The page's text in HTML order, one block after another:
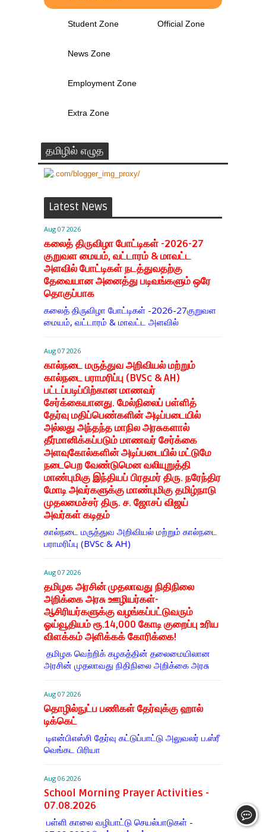
Student Zone Official Zone
News Zone
Employment Zone
Extra Zone
தமிழில் எழுத
Latest News
Aug 07 2026
கலைத் திருவிழா போட்டிகள் -2026-27
குறுவள மையம், வட்டாரம் & மாவட்ட
அளவில் போட்டிகள் நடத்துவதற்கு
தேவையான அனைத்து படிவங்களும் ஒரே
தொகுப்பாக
கலைத் திருவிழா போட்டிகள் -2026-27குறுவள
மையம், வட்டாரம் & மாவட்ட அளவில்
Aug 07 2026
கால்நடை மருத்துவ அறிவியல் மற்றும்
கால்நடை பராமரிப்பு (BVSc & AH)
பட்டப்படிப்பிற்கான மாணவர்
சேர்க்கையானது. மேல்நிலைப் பள்ளித்
தேர்வு மதிப்பெண்களின் அடிப்படையில்
அல்லது அந்தந்த மாநில அரசுகளால்
தீர்மானிக்கப்படும் மாணவர் சேர்க்கை
அளவுகோல்களின் அடிப்படையில் மட்டுமே
நடைபெற வேண்டுமென வலியுறுத்தி
மாண்புமிகு இந்தியப் பிரதமர் திரு. நரேந்திர
மோடி அவர்களுக்கு மாண்புமிகு தமிழ்நாடு
முதலமைச்சர் திரு. ச. ஜோசப் விஜய்
அவர்கள் கடிதம்
கால்நடை மருத்துவ அறிவியல் மற்றும் கால்நடை
பராமரிப்பு (BVSc & AH)
Aug 07 2026
தமிழக அரசின் முதலாவது நிதிநிலை
அறிக்கை அரசு ஊழியர்கள்-
ஆசிரியர்களுக்கு வழங்கப்பட்டுவரும்
ஓய்வூதியம் ரூ.14,000 கோடி குறைப்பு உரிய
விளக்கம் அளிக்கக் கோரிக்கை!
தமிழக வெற்றிக் கழகத்தின் தலைமையிலான
அரசின் முதலாவது நிதிநிலை அறிக்கை அரசு
Aug 07 2026
தொழில்நுட்ப பணிகள் தேர்வுக்கு ஹால் ​
டிக்கெட்
டிஎன்​பிஎஸ்சி தேர்வு கட்​டுப்​பாட்டு அலு​வலர் ப.ஸ்ரீ
வெங்கட பிரியா
Aug 06 2026
School Morning Prayer Activities -
07.08.2026
பள்ளி காலை வழிபாட்டு செயல்பாடுகள் -